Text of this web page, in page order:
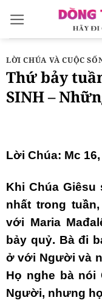
qua
nội
dung
LỜI CHÚA VÀ CUỘC
Thứ bảy
SINH –
Lời Chúa: Mc 16,
Khi Chúa
nhất trong
với Maria
bảy quỷ. Bà đi
ở với Người và
Họ nghe bà nói
Người, nhưng